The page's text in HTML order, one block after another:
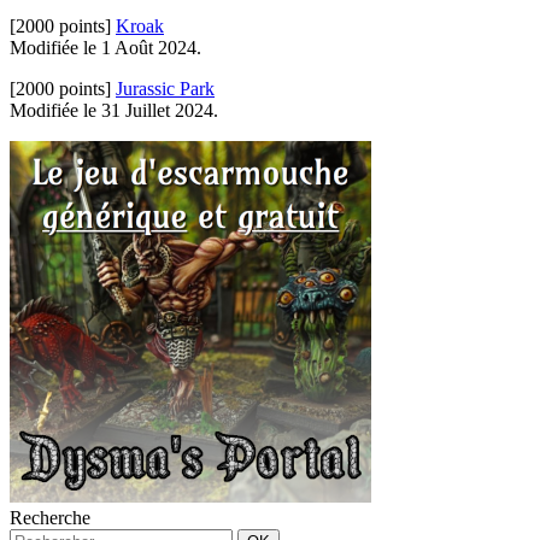
[2000 points] Kroak
Modifiée le 1 Août 2024.
[2000 points] Jurassic Park
Modifiée le 31 Juillet 2024.
Recherche